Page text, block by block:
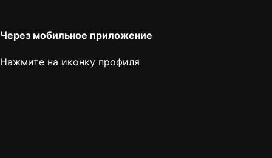
Через мобильное приложение
Нажмите на иконку профиля